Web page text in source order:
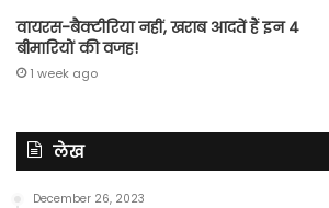
वायरस-बैक्टीरिया नहीं, खराब आदतें हैं इन 4
बीमारियों की वजह!
1 week ago
लेख
December 26, 2023